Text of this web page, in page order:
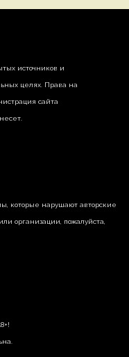
источников и
целях. Права на
сайта
которые нарушают авторские
организации, пожалуйста,